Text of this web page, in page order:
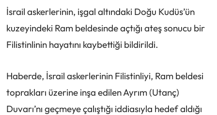
İsrail askerlerinin, işgal altındaki Doğu Kudüs’ün
kuzeyindeki Ram beldesinde açtığı ateş sonucu bir
Filistinlinin hayatını kaybettiği bildirildi.
Haberde, İsrail askerlerinin Filistinliyi, Ram beldesi
toprakları üzerine inşa edilen Ayrım (Utanç)
Duvarı’nı geçmeye çalıştığı iddiasıyla hedef aldığı